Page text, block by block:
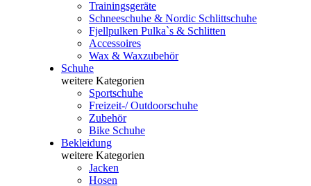
Trainingsgeräte
Schneeschuhe & Nordic Schlittschuhe
Fjellpulken Pulka`s & Schlitten
Accessoires
Wax & Waxzubehör
Schuhe
weitere Kategorien
Sportschuhe
Freizeit-/ Outdoorschuhe
Zubehör
Bike Schuhe
Bekleidung
weitere Kategorien
Jacken
Hosen